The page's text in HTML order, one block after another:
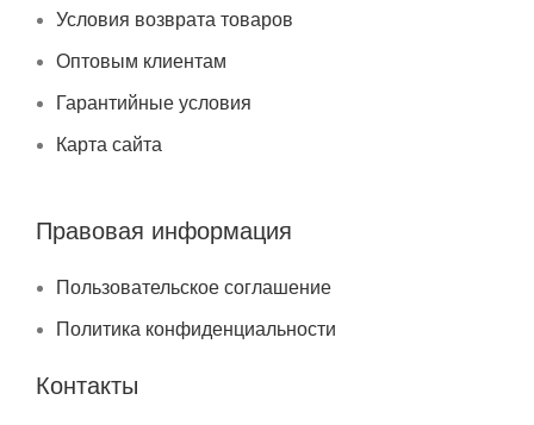
Условия возврата товаров
Оптовым клиентам
Гарантийные условия
Карта сайта
Правовая информация
Пользовательское соглашение
Политика конфиденциальности
Контакты